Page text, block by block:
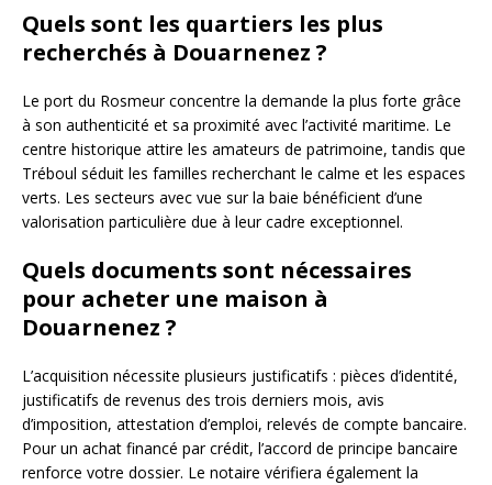
Quels sont les quartiers les plus
recherchés à Douarnenez ?
Le port du Rosmeur concentre la demande la plus forte grâce
à son authenticité et sa proximité avec l’activité maritime. Le
centre historique attire les amateurs de patrimoine, tandis que
Tréboul séduit les familles recherchant le calme et les espaces
verts. Les secteurs avec vue sur la baie bénéficient d’une
valorisation particulière due à leur cadre exceptionnel.
Quels documents sont nécessaires
pour acheter une maison à
Douarnenez ?
L’acquisition nécessite plusieurs justificatifs : pièces d’identité,
justificatifs de revenus des trois derniers mois, avis
d’imposition, attestation d’emploi, relevés de compte bancaire.
Pour un achat financé par crédit, l’accord de principe bancaire
renforce votre dossier. Le notaire vérifiera également la